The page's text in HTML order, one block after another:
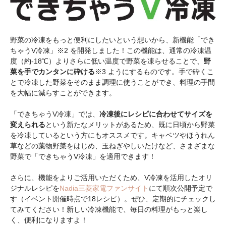
野菜の冷凍をもっと便利にしたいという想いから、新機能「でき
ちゃうV冷凍」※2 を開発しました！この機能は、通常の冷凍温
度（約-18℃）よりさらに低い温度で野菜を凍らせることで、 野
菜を手でカンタンに砕ける※3 ようにするものです。手で砕くこ
とで冷凍した野菜をそのまま調理に使うことができ、料理の手間
を大幅に減らすことができます。
「できちゃうV冷凍」では、 冷凍後にレシピに合わせてサイズを
変えられるという新たなメリットがあるため、既に日頃から野菜
を冷凍しているという方にもオススメです。キャベツやほうれん
草などの葉物野菜をはじめ、玉ねぎやしいたけなど、さまざまな
野菜で「できちゃうV冷凍」を適用できます！
さらに、機能をよりご活用いただくため、V冷凍を活用したオリ
ジナルレシピをNadia三菱家電ファンサイト にて順次公開予定で
す（イベント開催時点で18レシピ）。ぜひ、定期的にチェックし
てみてください！新しい冷凍機能で、毎日の料理がもっと楽し
く、便利になりますよ！